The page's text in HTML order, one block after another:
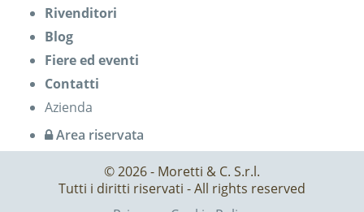
Rivenditori
Blog
Fiere ed eventi
Contatti
Azienda
Area riservata
© 2026 - Moretti & C. S.r.l.
Tutti i diritti riservati - All rights reserved